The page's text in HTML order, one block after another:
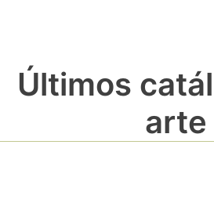
Últimos
arte